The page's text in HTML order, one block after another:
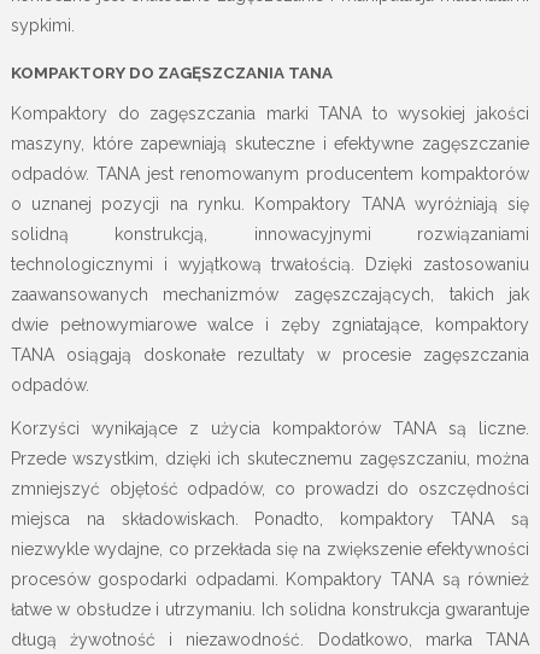
sypkimi.
KOMPAKTORY DO ZAGĘSZCZANIA TANA
Kompaktory do zagęszczania marki TANA to wysokiej jakości
maszyny, które zapewniają skuteczne i efektywne zagęszczanie
odpadów. TANA jest renomowanym producentem kompaktorów
o uznanej pozycji na rynku. Kompaktory TANA wyróżniają się
solidną konstrukcją, innowacyjnymi rozwiązaniami
technologicznymi i wyjątkową trwałością. Dzięki zastosowaniu
zaawansowanych mechanizmów zagęszczających, takich jak
dwie pełnowymiarowe walce i zęby zgniatające, kompaktory
TANA osiągają doskonałe rezultaty w procesie zagęszczania
odpadów.
Korzyści wynikające z użycia kompaktorów TANA są liczne.
Przede wszystkim, dzięki ich skutecznemu zagęszczaniu, można
zmniejszyć objętość odpadów, co prowadzi do oszczędności
miejsca na składowiskach. Ponadto, kompaktory TANA są
niezwykle wydajne, co przekłada się na zwiększenie efektywności
procesów gospodarki odpadami. Kompaktory TANA są również
łatwe w obsłudze i utrzymaniu. Ich solidna konstrukcja gwarantuje
długą żywotność i niezawodność. Dodatkowo, marka TANA